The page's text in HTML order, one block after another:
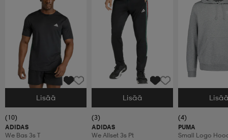
Valitse Koko
Lisää
(10)
ADIDAS
We Bas 3s T
Valitse Koko
Lisää
(3)
ADIDAS
We Allset 3s Pt
Valitse Koko
(4)
PUMA
Small Logo